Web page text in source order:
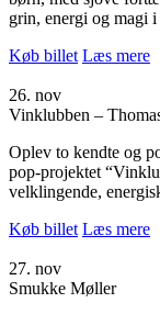
grin, energi og magi
Køb billet Læs mere
26. nov
Vinklubben –
Oplev to kendte og
pop-projektet
velklingende,
Køb billet Læs mere
27. nov
Smukke Møller